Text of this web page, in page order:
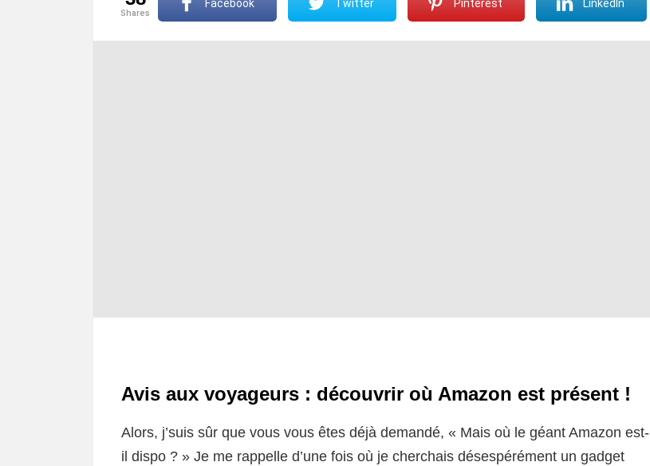
shares
Facebook Twitter Pinterest LinkedIn
Avis aux voyageurs : découvrir où Amazon est présent !
Alors, j’suis sûr que vous vous êtes déjà demandé, « Mais où le géant Amazon est-
il dispo ? » Je me rappelle d’une fois où je cherchais désespérément un gadget